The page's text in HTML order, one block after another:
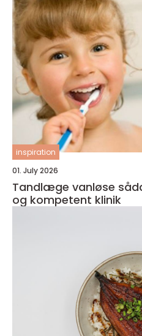
inspiration
01. July 2026
Tandlæge vanløse sådan finder du en tryg
og kompetent klinik